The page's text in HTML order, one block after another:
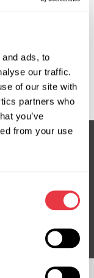
ads, to
our traffic.
of our site with
partners who
you’ve
from your use